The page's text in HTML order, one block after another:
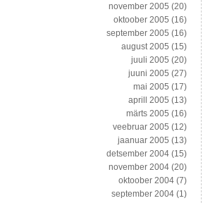
november 2005 (20)
oktoober 2005 (16)
september 2005 (16)
august 2005 (15)
juuli 2005 (20)
juuni 2005 (27)
mai 2005 (17)
aprill 2005 (13)
märts 2005 (16)
veebruar 2005 (12)
jaanuar 2005 (13)
detsember 2004 (15)
november 2004 (20)
oktoober 2004 (7)
september 2004 (1)